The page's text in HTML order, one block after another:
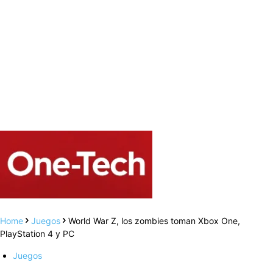
Home Juegos
World War Z, los zombies toman Xbox One,
PlayStation 4 y PC
Juegos